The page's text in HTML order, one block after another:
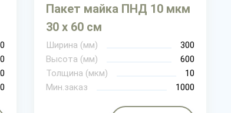
Пакет майка ПНД 10 мкм
30 х 60 см
Ширина (мм)
300
Высота (мм)
600
Толщина (мкм)
10
Мин.заказ
1000